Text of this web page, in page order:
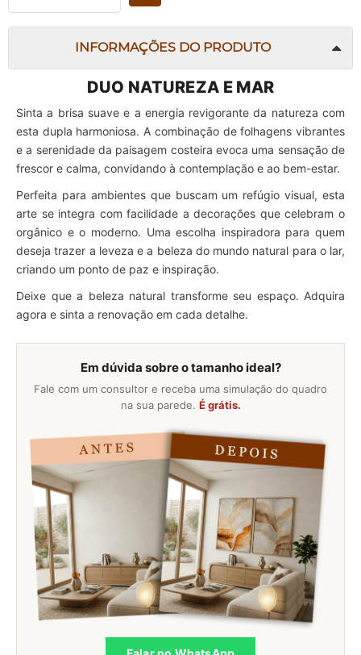
INFORMAÇÕES DO PRODUTO
DUO NATUREZA E MAR
Sinta a brisa suave e a energia revigorante da natureza com
esta dupla harmoniosa. A combinação de folhagens vibrantes
e a serenidade da paisagem costeira evoca uma sensação de
frescor e calma, convidando à contemplação e ao bem-estar.
Perfeita para ambientes que buscam um refúgio visual, esta
arte se integra com facilidade a decorações que celebram o
orgânico e o moderno. Uma escolha inspiradora para quem
deseja trazer a leveza e a beleza do mundo natural para o lar,
criando um ponto de paz e inspiração.
Deixe que a beleza natural transforme seu espaço. Adquira
agora e sinta a renovação em cada detalhe.
Em dúvida sobre o tamanho ideal?
Fale com um consultor e receba uma simulação do quadro
na sua parede. É grátis.